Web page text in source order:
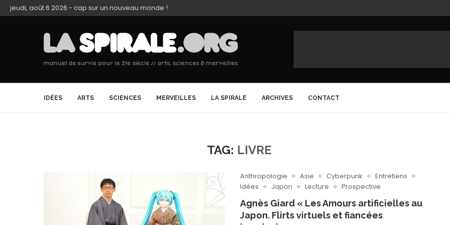
jeudi, août 6 2026 - cap sur un nouveau monde !
IDÉES ARTS SCIENCES MERVEILLES LA SPIRALE ARCHIVES CONTACT
TAG: LIVRE
Anthropologie Asie Cyberpunk
Entretiens
Idées
Japon Lecture Prospective
Agnès Giard « Les Amours artificielles au
Japon. Flirts virtuels et fiancées